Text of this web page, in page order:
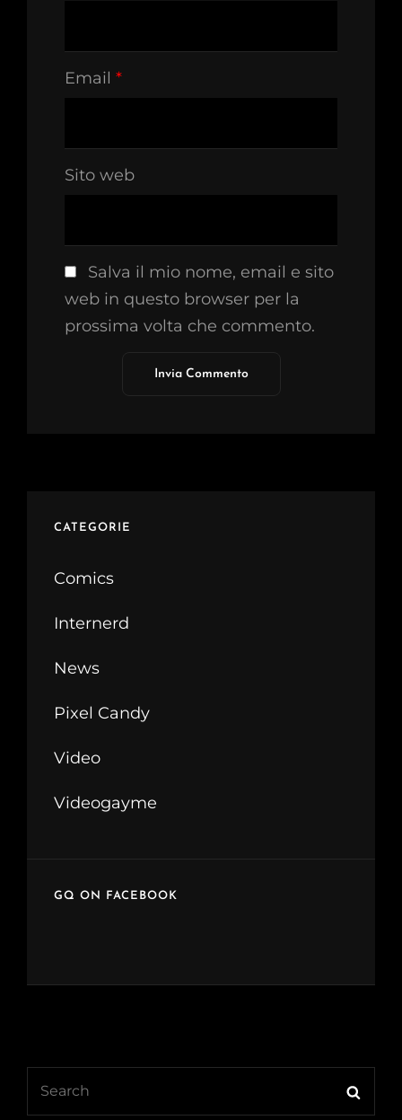
Email *
Sito web
Salva il mio nome, email e sito
web in questo browser per la
prossima volta che commento.
CATEGORIE
Comics
Internerd
News
Pixel Candy
Video
Videogayme
GQ ON FACEBOOK